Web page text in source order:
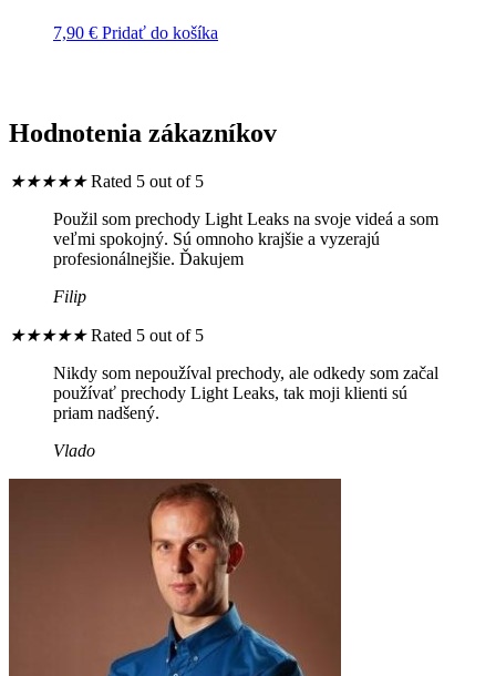
7,90 € Pridať do košíka
Hodnotenia zákazníkov
★★★★★ Rated 5 out of 5
Použil som prechody Light Leaks na svoje videá a som
veľmi spokojný. Sú omnoho krajšie a vyzerajú
profesionálnejšie. Ďakujem
Filip
★★★★★ Rated 5 out of 5
Nikdy som nepoužíval prechody, ale odkedy som začal
používať prechody Light Leaks, tak moji klienti sú
priam nadšený.
Vlado